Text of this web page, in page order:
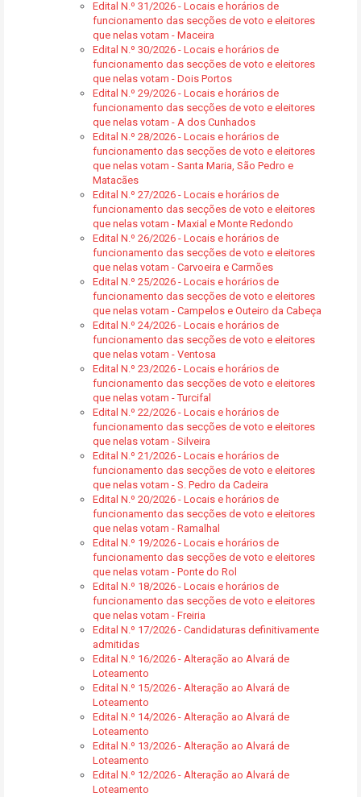
Edital N.º 31/2026 - Locais e horários de
funcionamento das secções de voto e eleitores
que nelas votam - Maceira
Edital N.º 30/2026 - Locais e horários de
funcionamento das secções de voto e eleitores
que nelas votam - Dois Portos
Edital N.º 29/2026 - Locais e horários de
funcionamento das secções de voto e eleitores
que nelas votam - A dos Cunhados
Edital N.º 28/2026 - Locais e horários de
funcionamento das secções de voto e eleitores
que nelas votam - Santa Maria, São Pedro e
Matacães
Edital N.º 27/2026 - Locais e horários de
funcionamento das secções de voto e eleitores
que nelas votam - Maxial e Monte Redondo
Edital N.º 26/2026 - Locais e horários de
funcionamento das secções de voto e eleitores
que nelas votam - Carvoeira e Carmões
Edital N.º 25/2026 - Locais e horários de
funcionamento das secções de voto e eleitores
que nelas votam - Campelos e Outeiro da Cabeça
Edital N.º 24/2026 - Locais e horários de
funcionamento das secções de voto e eleitores
que nelas votam - Ventosa
Edital N.º 23/2026 - Locais e horários de
funcionamento das secções de voto e eleitores
que nelas votam - Turcifal
Edital N.º 22/2026 - Locais e horários de
funcionamento das secções de voto e eleitores
que nelas votam - Silveira
Edital N.º 21/2026 - Locais e horários de
funcionamento das secções de voto e eleitores
que nelas votam - S. Pedro da Cadeira
Edital N.º 20/2026 - Locais e horários de
funcionamento das secções de voto e eleitores
que nelas votam - Ramalhal
Edital N.º 19/2026 - Locais e horários de
funcionamento das secções de voto e eleitores
que nelas votam - Ponte do Rol
Edital N.º 18/2026 - Locais e horários de
funcionamento das secções de voto e eleitores
que nelas votam - Freiria
Edital N.º 17/2026 - Candidaturas definitivamente
admitidas
Edital N.º 16/2026 - Alteração ao Alvará de
Loteamento
Edital N.º 15/2026 - Alteração ao Alvará de
Loteamento
Edital N.º 14/2026 - Alteração ao Alvará de
Loteamento
Edital N.º 13/2026 - Alteração ao Alvará de
Loteamento
Edital N.º 12/2026 - Alteração ao Alvará de
Loteamento